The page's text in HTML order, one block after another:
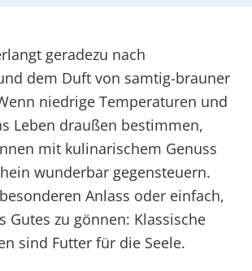
geradezu nach
dem Duft von samtig-brauner
niedrige Temperaturen und
Leben draußen bestimmen,
mit kulinarischem Genuss
wunderbar gegensteuern.
Anlass oder einfach,
Gutes zu gönnen: Klassische
sind Futter für die Seele.